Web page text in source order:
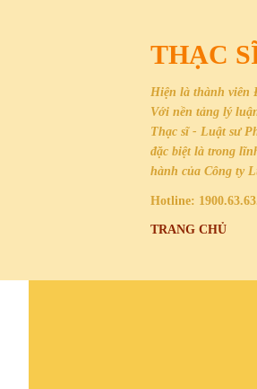
THẠC
Hiện là thành viên
Với nền tảng lý
Thạc sĩ - Luật sư
đặc biệt là trong
hành của Công ty
Hotline:
TRANG CHỦ